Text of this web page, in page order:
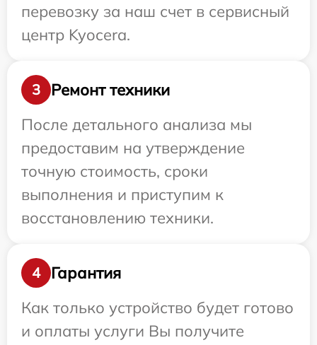
перевозку за наш счет в сервисный
центр Kyocera.
3
Ремонт техники
После детального анализа мы
предоставим на утверждение
точную стоимость, сроки
выполнения и приступим к
восстановлению техники.
4
Гарантия
Как только устройство будет готово
и оплаты услуги Вы получите